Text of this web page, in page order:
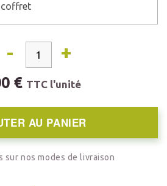
coffret
- +
€ TTC l'unité
AU PANIER
sur nos modes de livraison